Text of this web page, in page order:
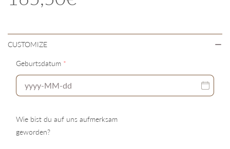
CUSTOMIZE
Geburtsdatum *
Wie bist du auf uns aufmerksam
geworden?